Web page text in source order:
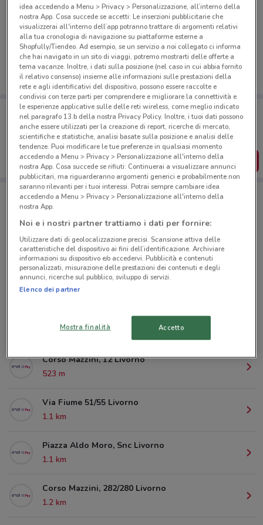
Ci dispiace, al momento non abbiamo pubblicato
volantini nella tua zona. Riprova più tardi.
Porta DoveConviene sempre con te!
Puoi trovare le migliori offerte dei negozi vicino a te,
salvarle e creare la tua lista del risparmio, comodamente
dal tuo cellulare.
SCARICA L’APP
Negozi Enel X Pay a Livorno
Via Magenta, 99 Livorno
278 m
Corso Mazzini, 12 Livorno
523 m
Via Fiume 51/55 Livorno
1.1 km
Piazza Aldo Moro, Snc Livorno
1.1 km
Corso Mazzini, 282/280 Livorno
1.2 km
idea accedendo a Menu > Privacy > Personalizzazione, all’interno della
nostra App. Cosa succede se accetti: Le inserzioni pubblicitarie che
visualizzerai all'interno dell’app potranno trattare di argomenti relativi
alla tua cronologia di navigazione su piattaforme esterne a
Shopfully/Tiendeo. Ad esempio, se un servizio a noi collegato ci informa
che hai navigato in un sito di viaggi, potremo mostrarti delle offerte a
tema vacanze. Inoltre, i dati sulla posizione (nel caso in cui abbia fornito
il relativo consenso) insieme alle informazioni sulle prestazioni della
rete e agli identificativi del dispositivo, possono essere raccolte e
condivisi con terze parti per comprendere e migliorare la connettività e
le esperienze applicative sulle delle reti wireless, come meglio indicato
nel paragrafo 13.b della nostra Privacy Policy. Inoltre, i tuoi dati possono
anche essere utilizzati per la creazione di report, ricerche di mercato,
scientifiche e statistiche, analisi basate sulla posizione e analisi delle
tendenze. Puoi modificare le tue preferenze in qualsiasi momento
accedendo a Menu > Privacy > Personalizzazione all'interno della
nostra App. Cosa succede se rifiuti: Continuerai a visualizzare annunci
pubblicitari, ma riguarderanno argomenti generici e probabilmente non
saranno rilevanti per i tuoi interessi. Potrai sempre cambiare idea
accedendo a Menu > Privacy > Personalizzazione all'interno della
nostra App.
Noi e i nostri partner trattiamo i dati per fornire:
Utilizzare dati di geolocalizzazione precisi. Scansione attiva delle
caratteristiche del dispositivo ai fini dell’identificazione. Archiviare
informazioni su dispositivo e/o accedervi. Pubblicità e contenuti
personalizzati, misurazione delle prestazioni dei contenuti e degli
annunci, ricerche sul pubblico, sviluppo di servizi.
Elenco dei partner
Mostra finalità Accetto